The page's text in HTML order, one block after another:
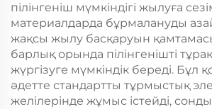
пілінгеніш мүмкіндігі жылуға
материалдарда бұрмалануды
жақсы жылу басқаруын
барлық орында пілінгенішті
жүргізуге мүмкіндік береді. Бұл
әдетте стандартты тұрмыстық
желілерінде жұмыс істейді,